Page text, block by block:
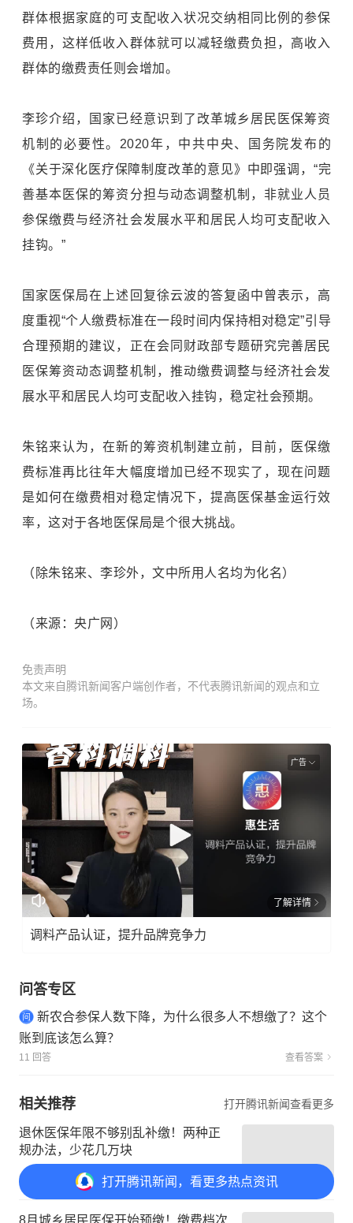
群体根据家庭的可支配收入状况交纳相同比例的参保
费用，这样低收入群体就可以减轻缴费负担，高收入
群体的缴费责任则会增加。
李珍介绍，国家已经意识到了改革城乡居民医保筹资
机制的必要性。2020年，中共中央、国务院发布的
《关于深化医疗保障制度改革的意见》中即强调，“完
善基本医保的筹资分担与动态调整机制，非就业人员
参保缴费与经济社会发展水平和居民人均可支配收入
挂钩。”
国家医保局在上述回复徐云波的答复函中曾表示，高
度重视“个人缴费标准在一段时间内保持相对稳定”引导
合理预期的建议，正在会同财政部专题研究完善居民
医保筹资动态调整机制，推动缴费调整与经济社会发
展水平和居民人均可支配收入挂钩，稳定社会预期。
朱铭来认为，在新的筹资机制建立前，目前，医保缴
费标准再比往年大幅度增加已经不现实了，现在问题
是如何在缴费相对稳定情况下，提高医保基金运行效
率，这对于各地医保局是个很大挑战。
（除朱铭来、李珍外，文中所用人名均为化名）
（来源：央广网）
免责声明
本文来自腾讯新闻客户端创作者，不代表腾讯新闻的观点和立
场。
打开腾讯新闻，看更多热点资讯
广告
了解详情
调料产品认证，提升品牌竞争力
问答专区
新农合参保人数下降，为什么很多人不想缴了？这个
账到底该怎么算？
11 回答 查看答案
相关推荐 打开腾讯新闻查看更多
退休医保年限不够别乱补缴！两种正
规办法，少花几万块
解码新金济 打开APP
8月城乡居民医保开始预缴！缴费档次